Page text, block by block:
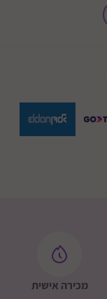
מכירה אישית